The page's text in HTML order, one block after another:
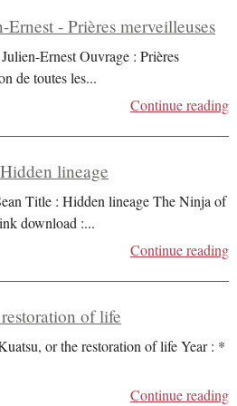
Ernest - Prières merveilleuses
Ernest Ouvrage : Prières
de toutes les...
Continue reading
lineage
Title : Hidden lineage The Ninja of
download :...
Continue reading
of life
or the restoration of life Year : *
Continue reading